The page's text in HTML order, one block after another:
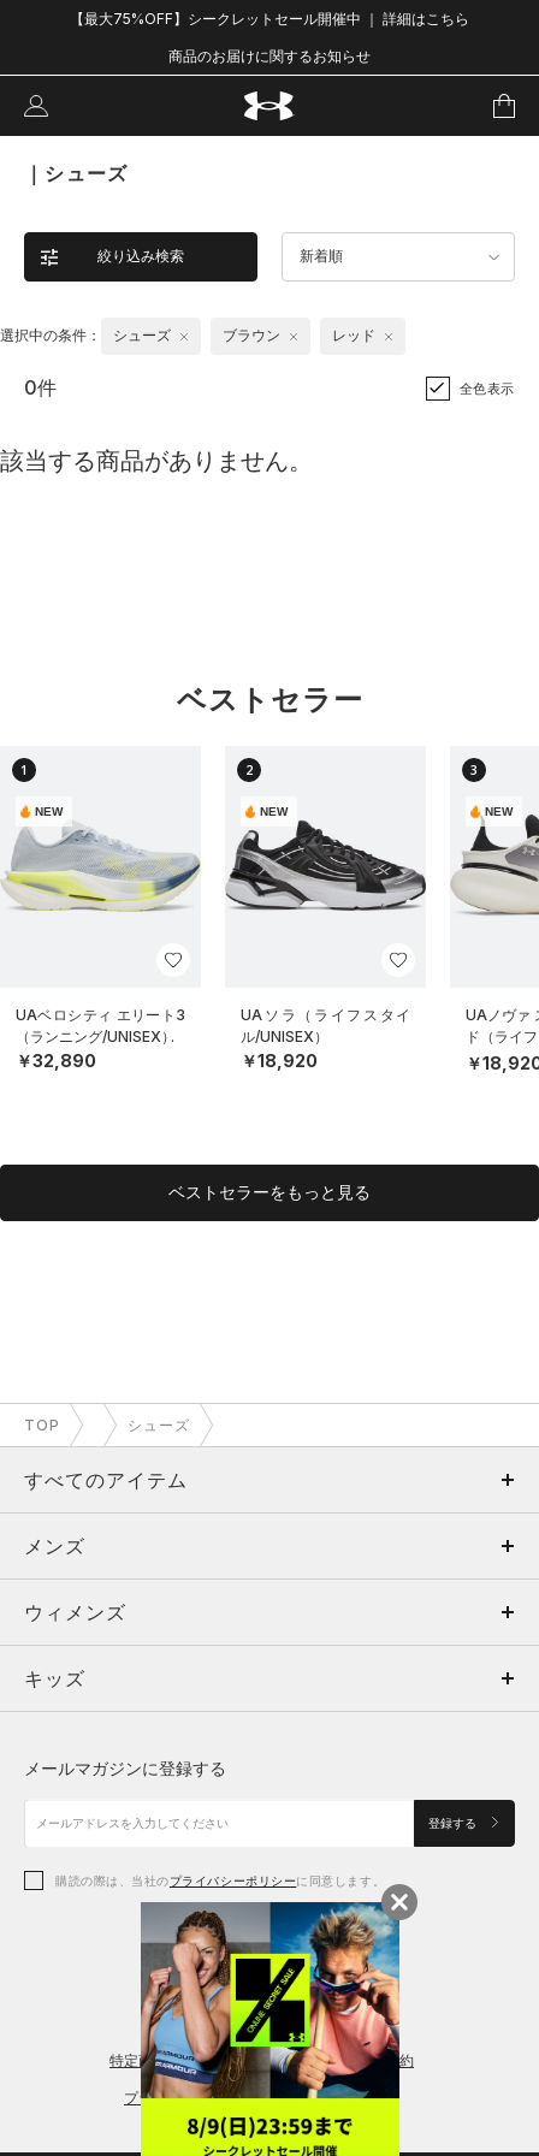
【最大75%OFF】シークレットセール開催中 ｜ 詳細はこちら
商品のお届けに関するお知らせ
｜シューズ
絞り込み検索 新着順
選択中の条件： シューズ ブラウン レッド
0件 全色表示
該当する商品がありません。
ベストセラー
1
NEW
UAベロシティ エリート3
（ランニング/UNISEX）
￥32,890
2
NEW
UAソラ（ライフスタイ
ル/UNISEX）
￥18,920
3
NEW
UAノヴァ
ド（ライ
EX）
￥
ベストセラーをもっと見る
TOP シューズ
すべてのアイテム
メンズ
ウィメンズ
キッズ
アクセサリー
メンズ
トップス
ボトムス
アクセサリー
ウィメンズ
トップス
シューズ
アクセサリー
レギンス＆タイツ
キッズ
シューズ
メールマガジンに登録する
登録する
購読の際は、当社のプライバシーポリシーに同意します。
特定商取引法に基づく通販の表記 会員規約
プライバシーポリシー